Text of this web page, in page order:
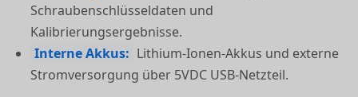
Schraubenschlüsseldaten und
Kalibrierungsergebnisse.
Interne Akkus: Lithium-Ionen-Akkus und externe
Stromversorgung über 5VDC USB-Netzteil.